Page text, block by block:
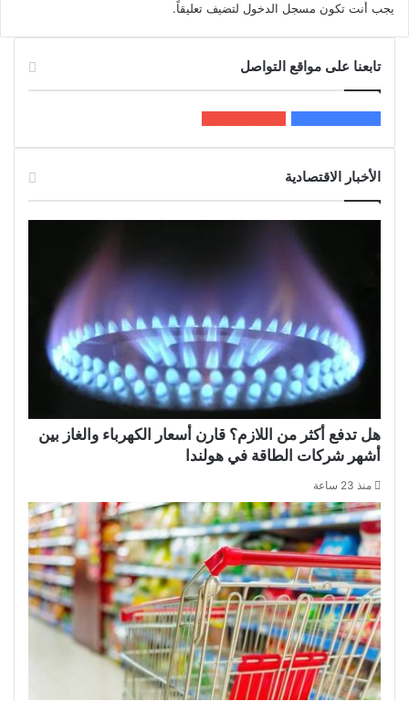
يجب أنت تكون مسجل الدخول لتضيف تعليقاً.
تابعنا على مواقع التواصل
الأخبار الاقتصادية
هل تدفع أكثر من اللازم؟ قارن أسعار الكهرباء والغاز بين
أشهر شركات الطاقة في هولندا
منذ 23 ساعة